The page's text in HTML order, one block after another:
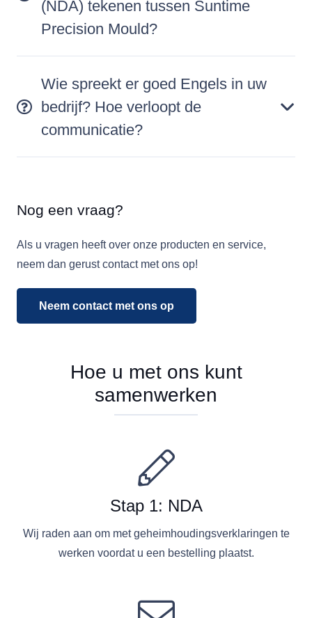
(NDA) tekenen tussen Suntime
Precision Mould?
Wie spreekt er goed Engels in uw
bedrijf? Hoe verloopt de
communicatie?
Nog een vraag?
Als u vragen heeft over onze producten en service,
neem dan gerust contact met ons op!
Neem contact met ons op
Hoe u met ons kunt
samenwerken
Stap 1: NDA
Wij raden aan om met geheimhoudingsverklaringen te
werken voordat u een bestelling plaatst.